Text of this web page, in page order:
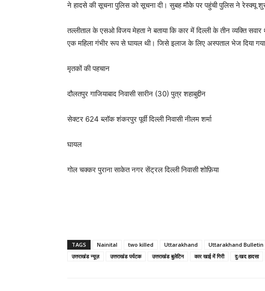
ने हादसे की सूचना पुलिस को सूचना दी। सुबह मौके पर पहुंची पुलिस ने रेस्क्यू
तल्लीताल के एसओ विजय मेहता ने बताया कि कार में दिल्ली के तीन व्यक्ति
एक महिला गंभीर रूप से घायल थी। जिसे इलाज के लिए अस्पताल भेज दिया
मृतकों की पहचान
दौलतपुर गाजियाबाद निवासी सारीन (30) पुत्र शहाबुद्दीन
सेक्टर 624 ब्लॉक शंकरपुर पूर्वी दिल्ली निवासी नीलम शर्मा
घायल
गोल चक्कर पुराना साकेत नगर सेंट्रल दिल्ली निवासी शोफ़िया
TAGS Nainital two killed Uttarakhand Uttarakhand Bulletin
उत्तराखंड न्यूज़
उत्तराखंड पर्यटक उत्तराखंड बुलेटिन कार खाई में गिरी दुःखद हादसा